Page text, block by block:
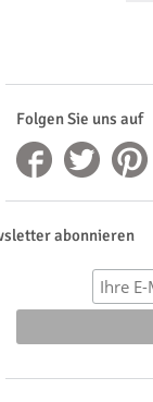
Folgen Sie uns auf
abonnieren